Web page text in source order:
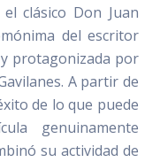
clásico Don Juan
del escritor
protagonizada por
A partir de
de lo que puede
genuinamente
su actividad de